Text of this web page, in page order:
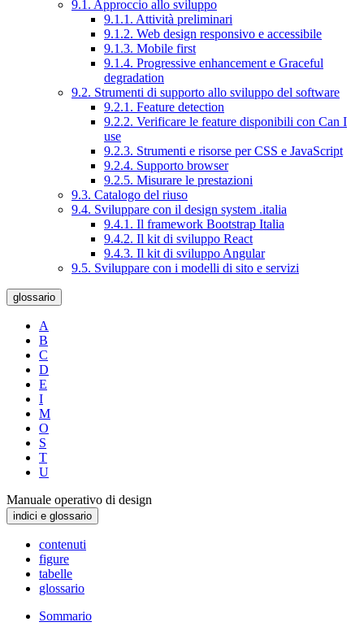
9.1. Approccio allo sviluppo
9.1.1. Attività preliminari
9.1.2. Web design responsivo e accessibile
9.1.3. Mobile first
9.1.4. Progressive enhancement e Graceful
degradation
9.2. Strumenti di supporto allo sviluppo del software
9.2.1. Feature detection
9.2.2. Verificare le feature disponibili con Can I
use
9.2.3. Strumenti e risorse per CSS e JavaScript
9.2.4. Supporto browser
9.2.5. Misurare le prestazioni
9.3. Catalogo del riuso
9.4. Sviluppare con il design system .italia
9.4.1. Il framework Bootstrap Italia
9.4.2. Il kit di sviluppo React
9.4.3. Il kit di sviluppo Angular
9.5. Sviluppare con i modelli di sito e servizi
glossario
A
B
C
D
E
I
M
O
S
T
U
Manuale operativo di design
indici e glossario
contenuti
figure
tabelle
glossario
Sommario